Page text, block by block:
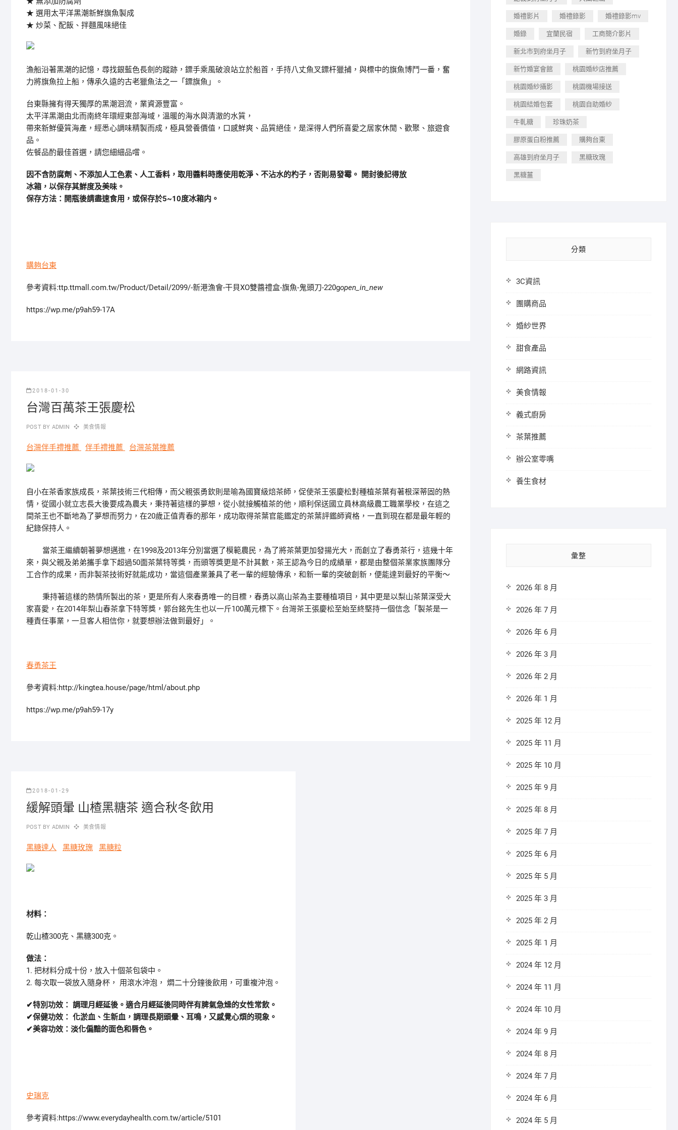
★ 選用太平洋黑潮新鮮旗魚製成
★ 炒菜、配飯、拌麵風味絕佳
漁船沿著黑潮的記憶，尋找銀藍色長劍的蹤跡，鏢手乘風破浪站立於船首，手持八丈魚叉鏢杆獵捕，與標中的旗魚博鬥一番，奮
力將旗魚拉上船，傳承久遠的古老獵魚法之一「鏢旗魚」。
台東縣擁有得天獨厚的黑潮洄流，業資源豐富。
太平洋黑潮由北而南終年環經東部海域，溫暖的海水與清澈的水質，
帶來新鮮優質海產，經悉心調味精製而成，極具營養價值，口感鮮爽、品質絕佳，是深得人們所喜愛之居家休閒、歡聚、旅遊食
品。
佐餐品酌最佳首選，請您細細品嚐。
因不含防腐劑、不添加人工色素、人工香料，取用醬料時應使用乾淨、不沾水的杓子，否則易發霉。 開封後記得放
冰箱，以保存其鮮度及美味。
保存方法：開瓶後請盡速食用，或保存於5~10度冰箱内。
購夠台東
參考資料:ttp.ttmall.com.tw/Product/Detail/2099/-新港漁會-干貝XO雙醬禮盒-旗魚-鬼頭刀-220gopen_in_new
https://wp.me/p9ah59-17A
2018-01-30
台灣百萬茶王張慶松
POST BY ADMIN 美食情報
台灣伴手禮推薦 伴手禮推薦 台灣茶葉推薦
自小在茶香家族成長， 茶葉技術三代相傳，而父親張勇欽則是喻為國寶級焙茶師，促使茶王張慶松對種植茶葉有著根深蒂固的熱
情，從國小就立志長大後要成為農夫，秉持著這樣的夢想，從小就接觸植茶的他，順利保送國立員林高級農工職業學校，在這之
間茶王也不斷地為了夢想而努力，在20歲正值青春的那年，成功取得茶葉官能鑑定的茶葉評鑑師資格，一直到現在都是最年輕的
紀錄保持人。
當茶王繼續朝著夢想邁進，在1998及2013年分別當選了模範農民，為了將茶葉更加發揚光大，而創立了春勇茶行，這幾十年
來，與父親及弟弟攜手拿下超過50面茶葉特等獎，而頭等獎更是不計其數，茶王認為今日的成績單，都是由整個茶業家族團隊分
工合作的成果，而非製茶技術好就能成功，當這個產業兼具了老一輩的經驗傳承，和新一輩的突破創新，便能達到最好的平衡～
秉持著這樣的熱情所製出的茶，更是所有人來春勇唯一的目標，春勇以高山茶為主要種植項目，其中更是以梨山茶葉深受大
家喜愛，在2014年梨山春茶拿下特等獎，郭台銘先生也以一斤100萬元標下。台灣茶王張慶松至始至終堅持一個信念「製茶是一
種責任事業，一旦客人相信你，就要想辦法做到最好」。
春勇茶王
參考資料:http://kingtea.house/page/html/about.php
https://wp.me/p9ah59-17y
2018-01-29
緩解頭暈 山楂黑糖茶 適合秋冬飲用
POST BY ADMIN 美食情報
黑糖達人 黑糖玫瑰 黑糖粒
材料：
乾山楂300克、黑糖300克。
做法：
1. 把材料分成十份，放入十個茶包袋中。
2. 每次取一袋放入隨身杯， 用滾水沖泡， 燜二十分鐘後飲用，可重複沖泡。
✔特別功效： 調理月經延後。適合月經延後同時伴有脾氣急燥的女性常飲。
✔保健功效： 化淤血、生新血，調理長期頭暈、耳鳴，又感覺心煩的現象。
✔美容功效：淡化偏黯的面色和唇色。
史瑞克
參考資料:https://www.everydayhealth.com.tw/article/5101
婚禮影片 婚禮錄影 婚禮錄影mv
婚錄 宜蘭民宿 工商簡介影片
新北市到府坐月子 新竹到府坐月子
新竹婚宴會館 桃園婚紗店推薦
桃園婚紗攝影 桃園機場接送
桃園結婚包套 桃園自助婚紗
牛軋糖 珍珠奶茶
膠原蛋白粉推薦 購夠台東
高雄到府坐月子 黑糖玫瑰
黑糖薑
分類
3C資訊
團購商品
婚紗世界
甜食產品
網路資訊
美食情報
義式廚房
茶葉推薦
辦公室零嘴
養生食材
彙整
2026 年 8 月
2026 年 7 月
2026 年 6 月
2026 年 3 月
2026 年 2 月
2026 年 1 月
2025 年 12 月
2025 年 11 月
2025 年 10 月
2025 年 9 月
2025 年 8 月
2025 年 7 月
2025 年 6 月
2025 年 5 月
2025 年 3 月
2025 年 2 月
2025 年 1 月
2024 年 12 月
2024 年 11 月
2024 年 10 月
2024 年 9 月
2024 年 8 月
2024 年 7 月
2024 年 6 月
2024 年 5 月